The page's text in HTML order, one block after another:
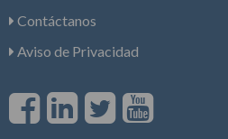
Contáctanos
Aviso de Privacidad